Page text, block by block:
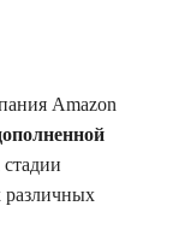
Amazon
различных